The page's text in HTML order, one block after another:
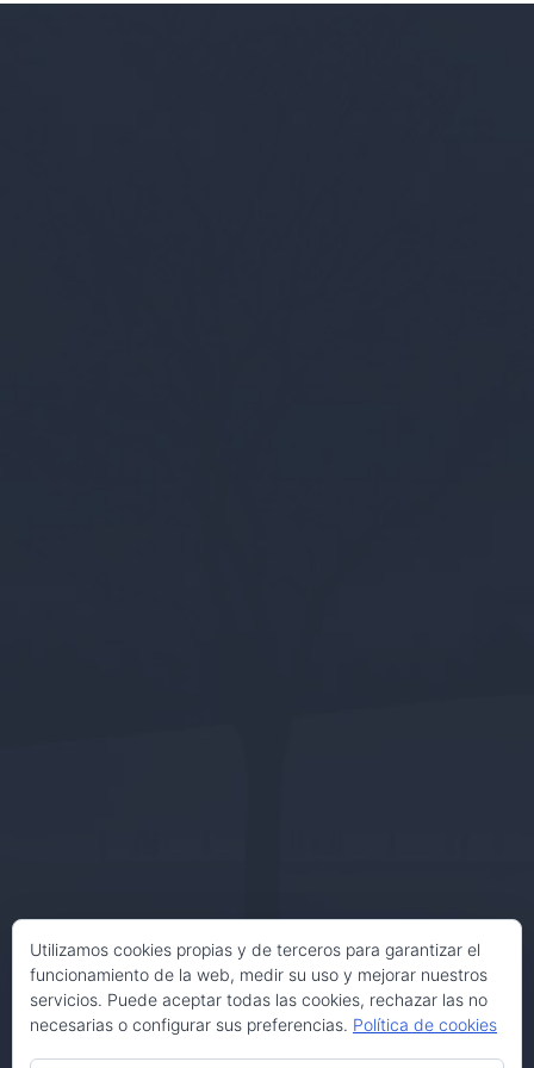
Utilizamos cookies propias y de terceros para garantizar el
funcionamiento de la web, medir su uso y mejorar nuestros
servicios. Puede aceptar todas las cookies, rechazar las no
necesarias o configurar sus preferencias. Política de cookies